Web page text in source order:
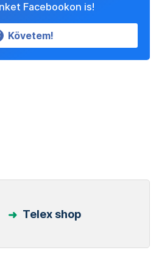
Facebookon is!
Követem!
Telex shop